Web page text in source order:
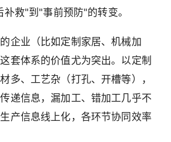
救"到"事前预防"的转变。
企业（比如定制家居、机械加
套体系的价值尤为突出。以定制
多、工艺杂（打孔、开槽等），
递信息，漏加工、错加工几乎不
产信息线上化，各环节协同效率